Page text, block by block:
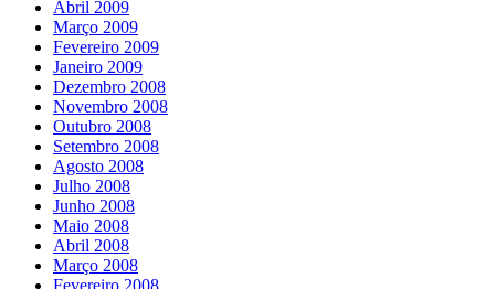
Abril 2009
Março 2009
Fevereiro 2009
Janeiro 2009
Dezembro 2008
Novembro 2008
Outubro 2008
Setembro 2008
Agosto 2008
Julho 2008
Junho 2008
Maio 2008
Abril 2008
Março 2008
Fevereiro 2008